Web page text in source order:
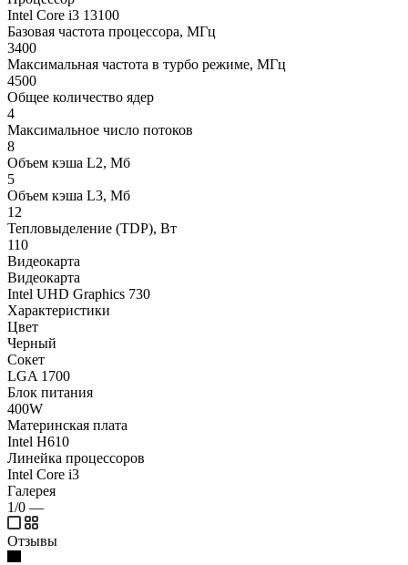
Intel Core i3 13100
Базовая частота процессора, МГц
3400
Максимальная частота в турбо режиме, МГц
4500
Общее количество ядер
4
Максимальное число потоков
8
Объем кэша L2, Мб
5
Объем кэша L3, Мб
12
Тепловыделение (TDP), Вт
110
Видеокарта
Видеокарта
Intel UHD Graphics 730
Характеристики
Цвет
Черный
Сокет
LGA 1700
Блок питания
400W
Материнская плата
Intel H610
Линейка процессоров
Intel Core i3
Галерея
1/0 —
Отзывы